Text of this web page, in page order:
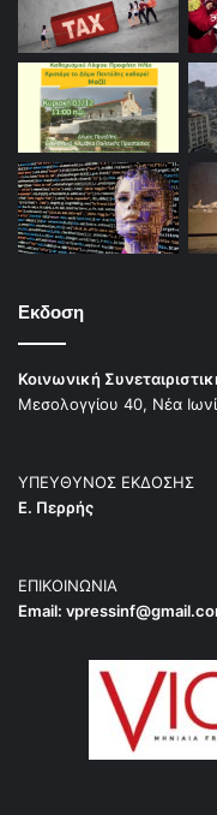
Εκδοση
Κοινωνική
Μεσολογγίου 40, Νέα
ΥΠΕΥΘΥΝΟΣ ΕΚΔΟΣΗΣ
Ε. Περρής
ΕΠΙΚΟΙΝΩΝΙΑ
Email: